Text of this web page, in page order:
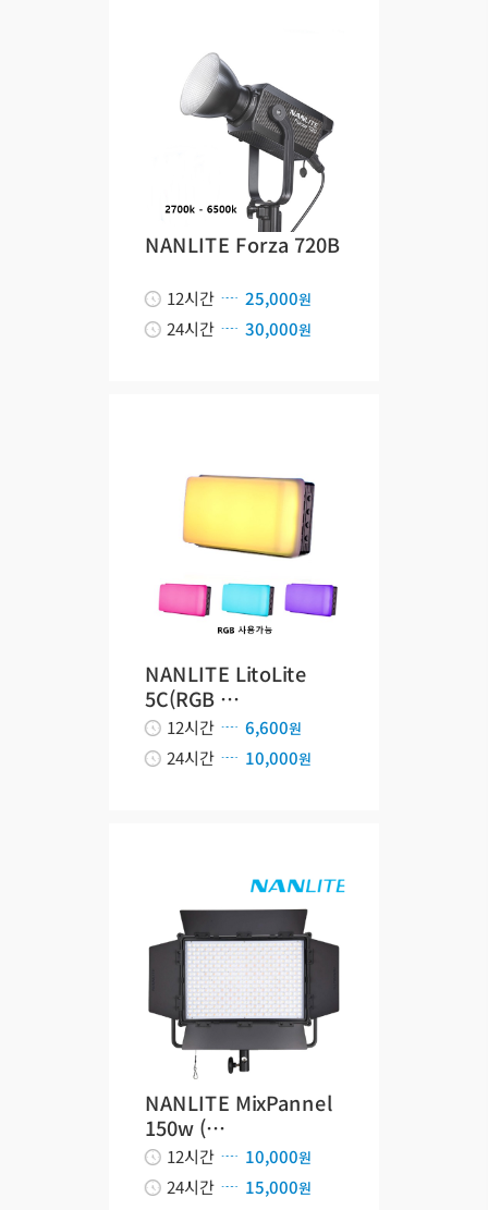
NANLITE Forza 720B
12시간 25,000원
24시간 30,000원
NANLITE LitoLite
5C(RGB …
12시간 6,600원
24시간 10,000원
NANLITE MixPannel
150w (…
12시간 10,000원
24시간 15,000원